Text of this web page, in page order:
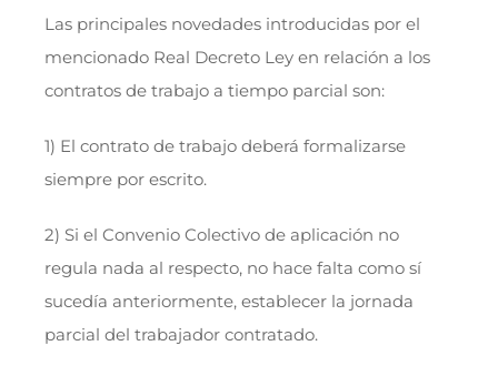
Las principales novedades introducidas por el
mencionado Real Decreto Ley en relación a los
contratos de trabajo a tiempo parcial son:
1) El contrato de trabajo deberá formalizarse
siempre por escrito.
2) Si el Convenio Colectivo de aplicación no
regula nada al respecto, no hace falta como sí
sucedía anteriormente, establecer la jornada
parcial del trabajador contratado.